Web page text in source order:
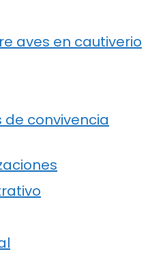
aves en cautiverio
convivencia